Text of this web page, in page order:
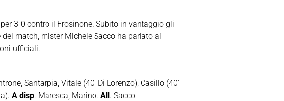
3-0 contro il Frosinone. Subito in vantaggio gli
match, mister Michele Sacco ha parlato ai
ufficiali.
Santarpia, Vitale (40′ Di Lorenzo), Casillo (40′
A disp. Maresca, Marino. All. Sacco